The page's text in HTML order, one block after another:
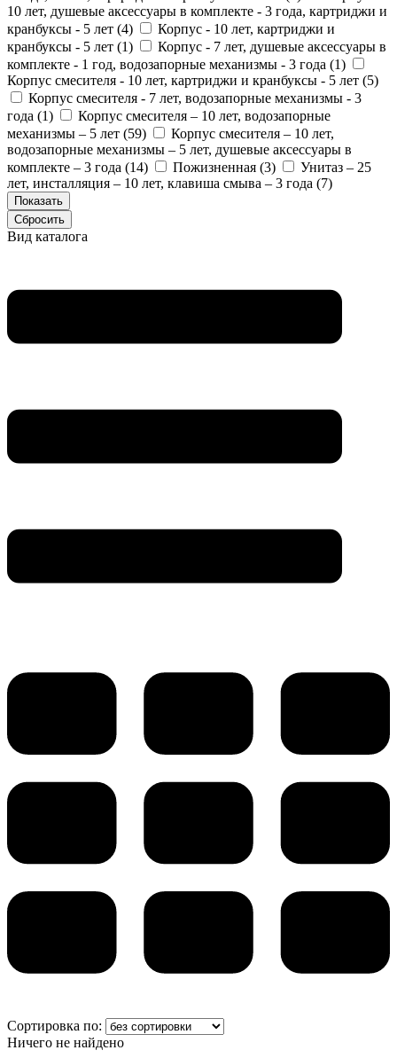
10 лет, душевые аксессуары в комплекте - 3 года, картриджи и
кранбуксы - 5 лет (4)
Корпус - 10 лет, картриджи и
кранбуксы - 5 лет (1)
Корпус - 7 лет, душевые аксессуары в
комплекте - 1 год, водозапорные механизмы - 3 года (1)
Корпус смесителя - 10 лет, картриджи и кранбуксы - 5 лет (5)
Корпус смесителя - 7 лет, водозапорные механизмы - 3
года (1)
Корпус смесителя – 10 лет, водозапорные
механизмы – 5 лет (59)
Корпус смесителя – 10 лет,
водозапорные механизмы – 5 лет, душевые аксессуары в
комплекте – 3 года (14) Пожизненная (3)
Унитаз – 25
лет, инсталляция – 10 лет, клавиша смыва – 3 года (7)
Вид каталога
Сортировка по:
Ничего не найдено